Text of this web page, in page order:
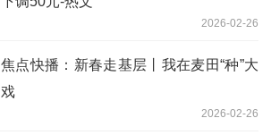
2026-02-26
焦点快播：新春走基层丨我在麦田“种”大
戏
2026-02-26